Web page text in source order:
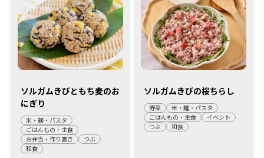
ソルガムきびともち麦のお
にぎり
米・麺・パスタ
ごはんもの・主食
お弁当・作り置き
つぶ
和食
ソルガムきびの桜ちらし
野菜
米・麺・パスタ
ごはんもの・主食
イベント
つぶ
和食